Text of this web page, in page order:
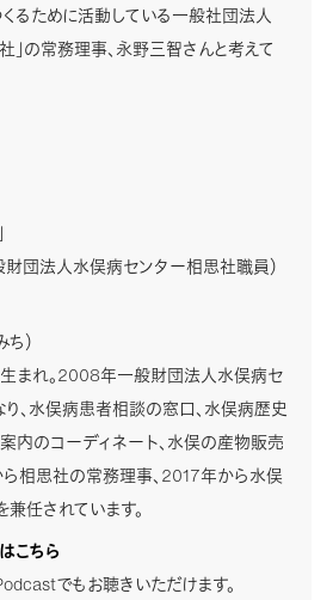
るために活動している一般社団法人
」の常務理事、永野三智さんと考えて
財団法人水俣病センター相思社職員）
）
まれ。2008年一般財団法人水俣病セ
、水俣病患者相談の窓口、水俣病歴史
内のコーディネート、水俣の産物販売
相思社の常務理事、2017年から水俣
任されています。
こちら
でもお聴きいただけます。